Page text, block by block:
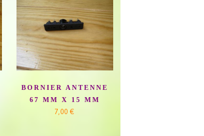
BORNIER ANTENNE
67 MM X 15 MM
7,00 €